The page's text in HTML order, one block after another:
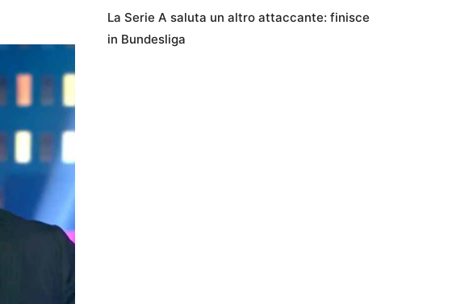
La Serie A saluta un altro attaccante: finisce
in Bundesliga